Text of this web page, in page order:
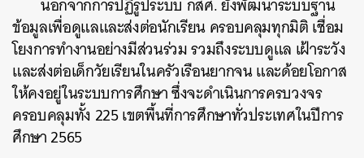
ข้อมูลเพื่อดูแลและส่งต่อนักเรียน ครอบคลุมทุกมิติ เชื่อม
โยงการทำงานอย่างมีส่วนร่วม รวมถึงระบบดูแล เฝ้าระวัง
และส่งต่อเด็กวัยเรียนในครัวเรือนยากจน และด้อยโอกาส
ให้คงอยู่ในระบบการศึกษา ซึ่งจะดำเนินการครบวงจร
ครอบคลุมทั้ง 225 เขตพื้นที่การศึกษาทั่วประเทศในปีการ
ศึกษา 2565